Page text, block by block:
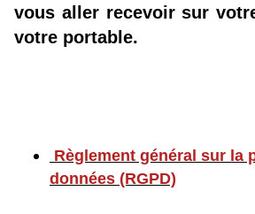
vous aller recevoir sur
votre portable.
Règlement général sur la
données (RGPD)